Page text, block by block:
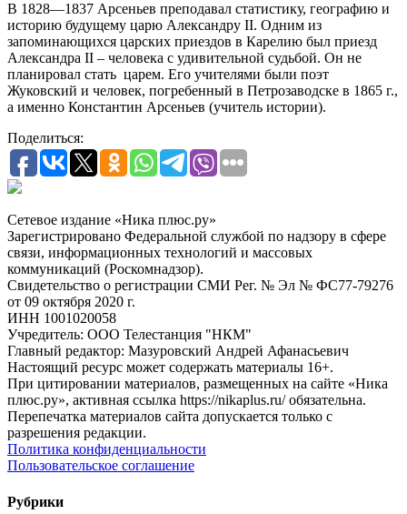
В 1828—1837 Арсеньев преподавал статистику, географию и
историю будущему царю Александру II. Одним из
запоминающихся царских приездов в Карелию был приезд
Александра II – человека с удивительной судьбой. Он не
планировал стать царем. Его учителями были поэт
Жуковский и человек, погребенный в Петрозаводске в 1865 г.,
а именно Константин Арсеньев (учитель истории).
Поделиться:
Сетевое издание «Ника плюс.ру»
Зарегистрировано Федеральной службой по надзору в сфере
связи, информационных технологий и массовых
коммуникаций (Роскомнадзор).
Свидетельство о регистрации СМИ Рег. № Эл № ФС77-79276
от 09 октября 2020 г.
ИНН 1001020058
Учредитель: ООО Телестанция "НКМ"
Главный редактор: Мазуровский Андрей Афанасьевич
Настоящий ресурс может содержать материалы 16+.
При цитировании материалов, размещенных на сайте «Ника
плюс.ру», активная ссылка https://nikaplus.ru/ обязательна.
Перепечатка материалов сайта допускается только с
разрешения редакции.
Политика конфиденциальности
Пользовательское соглашение
Рубрики